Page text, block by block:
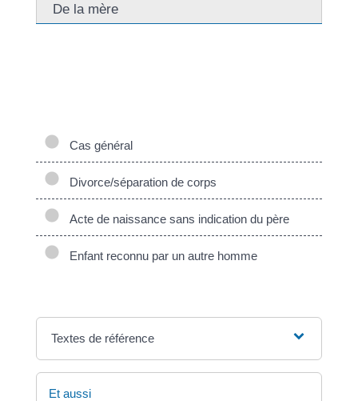
De la mère
Cas général
Divorce/séparation de corps
Acte de naissance sans indication du père
Enfant reconnu par un autre homme
Textes de référence
Et aussi